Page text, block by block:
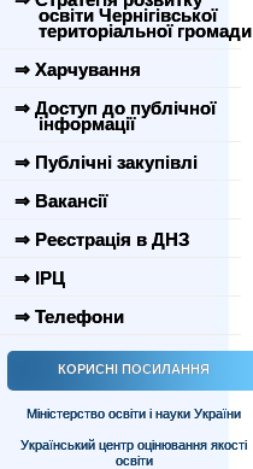
освіти Чернігівської
територіальної громади
⇒ Харчування
⇒ Доступ до публічної
інформації
⇒ Публічні закупівлі
⇒ Вакансії
⇒ Реєстрація в ДНЗ
⇒ ІРЦ
⇒ Телефони
КОРИСНІ ПОСИЛАННЯ
Міністерство освіти і науки України
Український центр оцінювання якості
освіти